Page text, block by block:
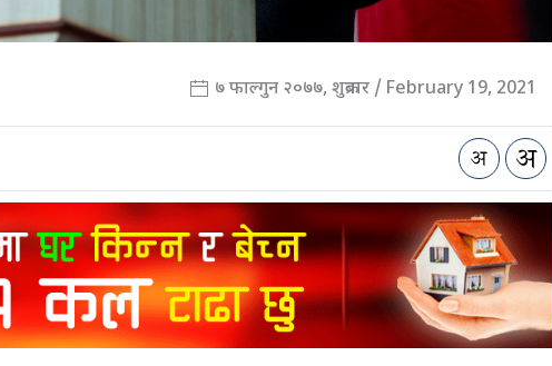
७ फाल्गुन २०७७, शुक्रबार / February 19, 2021